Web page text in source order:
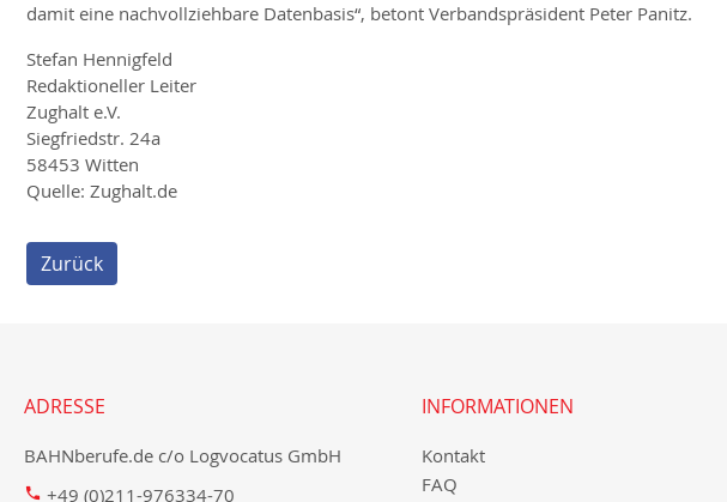
damit eine nachvollziehbare Datenbasis“, betont Verbandspräsident Peter Panitz.
Stefan Hennigfeld
Redaktioneller Leiter
Zughalt e.V.
Siegfriedstr. 24a
58453 Witten
Quelle: Zughalt.de
Zurück
ADRESSE
BAHNberufe.de c/o Logvocatus GmbH
+49 (0)211-976334-70
INFORMATIONEN
Kontakt
FAQ